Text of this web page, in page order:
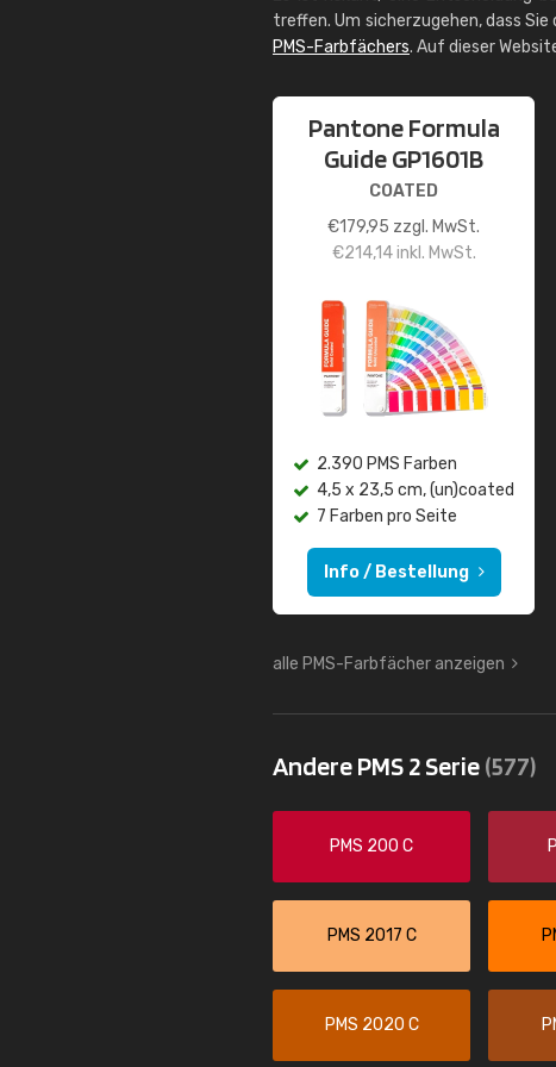
treffen. Um sicherzugehen, dass
PMS-Farbfächers. Auf dieser
Pantone Formula
Guide GP1601B
COATED
€179,95 zzgl. MwSt.
€214,14inkl. MwSt.
2.390 PMS Farben
4,5 x 23,5 cm, (un)coated
7 Farben pro Seite
Info / Bestellung
alle PMS-Farbfächer anzeigen
Andere PMS 2 Serie(577)
PMS 200 C
PMS 2017 C
PMS 2020 C